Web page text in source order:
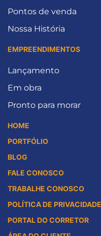
Pontos de venda
Nossa História
EMPREENDIMENTOS
Lançamento
Em obra
Pronto para morar
HOME
PORTFÓLIO
BLOG
FALE CONOSCO
TRABALHE CONOSCO
POLÍTICA DE PRIVACIDADE
PORTAL DO CORRETOR